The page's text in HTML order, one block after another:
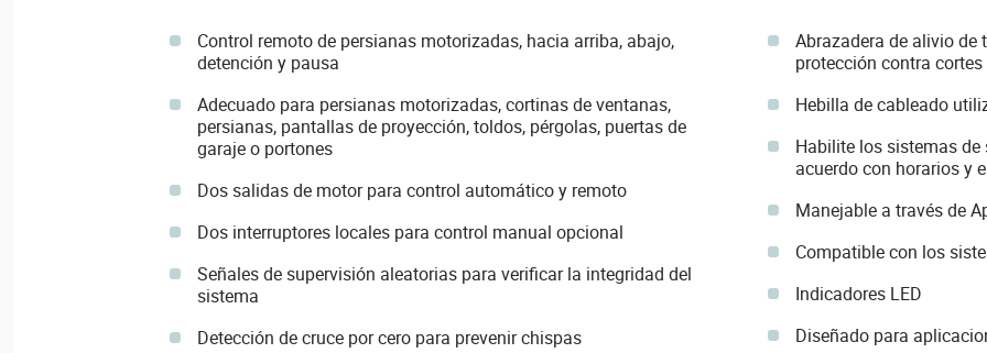
Control remoto de persianas motorizadas, hacia arriba, abajo,
detención y pausa
Adecuado para persianas motorizadas, cortinas de ventanas,
persianas, pantallas de proyección, toldos, pérgolas, puertas de
garaje o portones
Dos salidas de motor para control automático y remoto
Dos interruptores locales para control manual opcional
Señales de supervisión aleatorias para verificar la integridad del
sistema
Detección de cruce por cero para prevenir chispas
Abrazadera de alivio de
protección contra
Hebilla de cableado
Habilite los sistemas
acuerdo con horarios y
Manejable a través de
Compatible con los
Indicadores LED
Diseñado para